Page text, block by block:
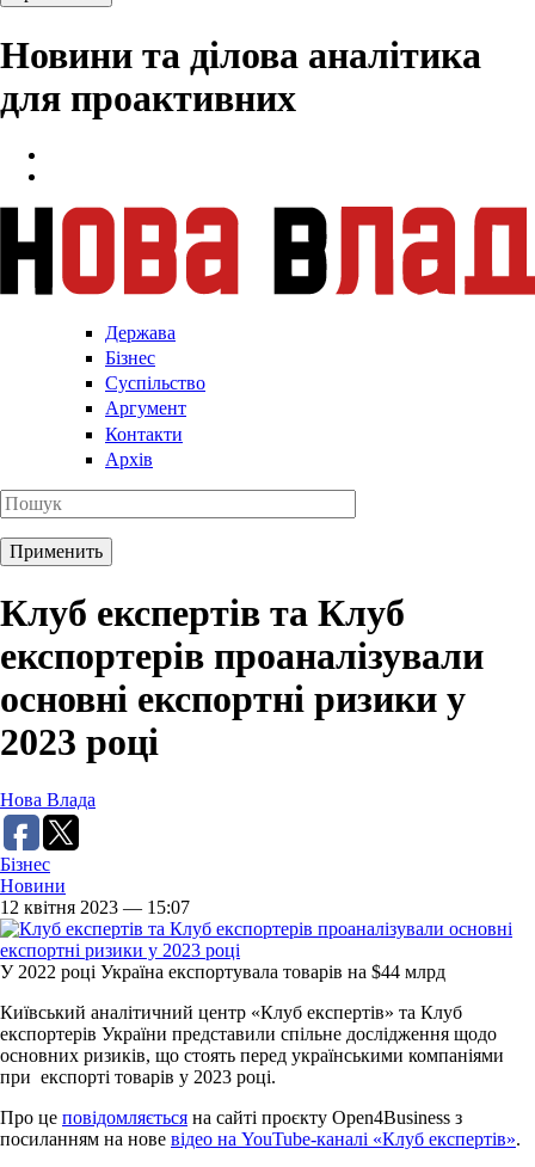
Новини та ділова аналітика
для проактивних
Держава
Бізнес
Суспільство
Аргумент
Контакти
Архів
Клуб експертів та Клуб
експортерів проаналізували
основні експортні ризики у
2023 році
Нова Влада
Бізнес
Новини
12 квітня 2023 — 15:07
У 2022 році Україна експортувала товарів на $44 млрд
Київський аналітичний центр «Клуб експертів» та Клуб
експортерів України представили спільне дослідження щодо
основних ризиків, що стоять перед українськими компаніями
при експорті товарів у 2023 році.
Про це повідомляється на сайті проєкту Open4Business з
посиланням на нове відео на YouTube-каналі «Клуб експертів».